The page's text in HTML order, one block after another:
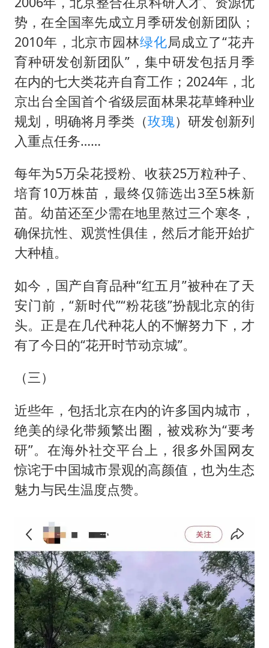
势，在全国率先成立月季研发创新团队；
2010年，北京市园林绿化局成立了“花卉
育种研发创新团队”，集中研发包括月季
在内的七大类花卉自育工作；2024年，北
京出台全国首个省级层面林果花草蜂种业
规划，明确将月季类（玫瑰）研发创新列
入重点任务……
每年为5万朵花授粉、收获25万粒种子、
培育10万株苗，最终仅筛选出3至5株新
苗。幼苗还至少需在地里熬过三个寒冬，
确保抗性、观赏性俱佳，然后才能开始扩
大种植。
如今，国产自育品种“红五月”被种在了天
安门前，“新时代”“粉花毯”扮靓北京的街
头。正是在几代种花人的不懈努力下，才
有了今日的“花开时节动京城”。
（三）
近些年，包括北京在内的许多国内城市，
绝美的绿化带频繁出圈，被戏称为“要考
研”。在海外社交平台上，很多外国网友
惊诧于中国城市景观的高颜值，也为生态
魅力与民生温度点赞。